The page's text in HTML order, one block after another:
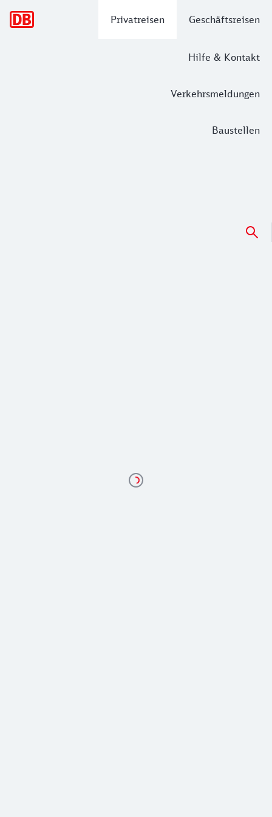
Privatreisen Geschäftsreisen
Hilfe & Kontakt
Verkehrsmeldungen
Baustellen